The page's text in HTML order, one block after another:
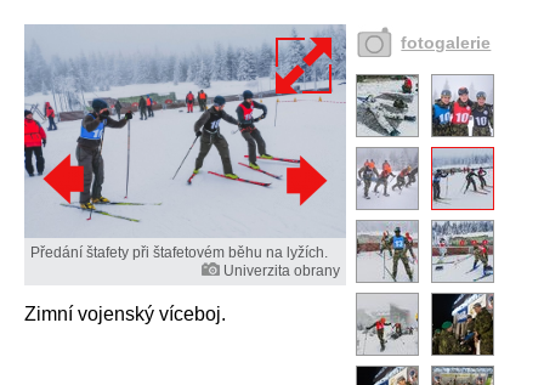
Předání štafety při štafetovém běhu na lyžích.
Univerzita obrany
Zimní vojenský víceboj.
fotogalerie